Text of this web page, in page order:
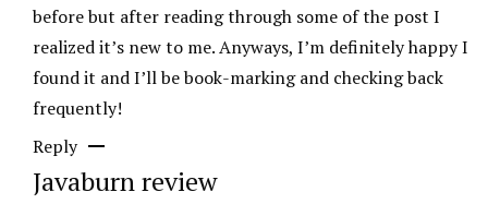
before but after reading through some of the post I
realized it’s new to me. Anyways, I’m definitely happy I
found it and I’ll be book-marking and checking back
frequently!
Reply
Javaburn review